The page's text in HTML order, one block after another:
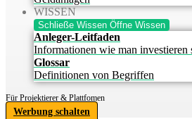
WISSEN
Schließe Wissen Öffne Wissen
Anleger-Leitfaden
Informationen wie man investieren
Glossar
Definitionen von Begriffen
Für Projektierer & Plattfomen
Werbung schalten